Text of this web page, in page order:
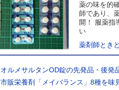
薬の味を的
師であり、
開！ 服薬指
い
薬剤師とき
オルメサルタンOD錠の先発品・後発
市販栄養剤「メイバランス」8種を味